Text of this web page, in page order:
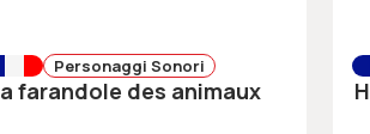
Personaggi Sonori
La farandole des animaux